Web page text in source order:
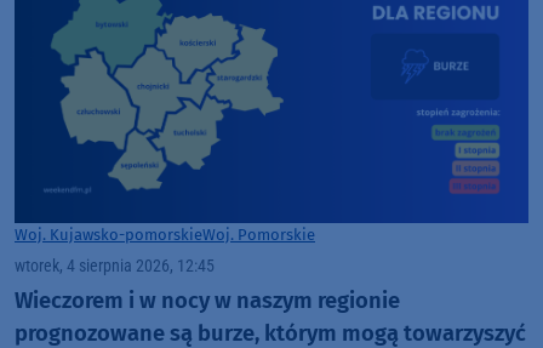
Woj. Kujawsko-pomorskieWoj. Pomorskie
wtorek, 4 sierpnia 2026, 12:45
Wieczorem i w nocy w naszym regionie
prognozowane są burze, którym mogą towarzyszyć